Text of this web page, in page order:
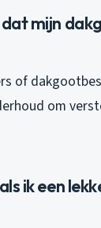
mijn
of
om
ik een